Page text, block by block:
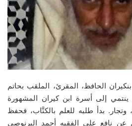
الحافظ، المقرئ، الملقب بحاتم
سنة 1911م، ينتمي إلى أسرة ابن كيران المشهورة
وتجار. بدأ طلبه للعلم بالكتَّاب، فحفظ
عن نافع على الفقيه أحمد البرنوصي